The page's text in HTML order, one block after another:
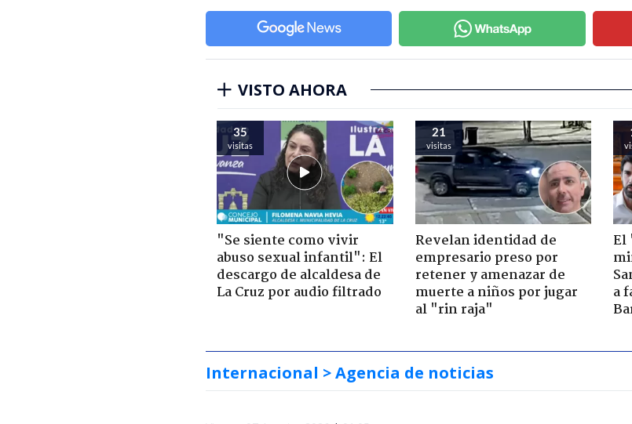
VISTO AHORA
35
visitas
"Se siente como vivir
abuso sexual infantil": El
descargo de alcaldesa de
La Cruz por audio filtrado
21
visitas
Revelan identidad de
empresario preso por
retener y amenazar de
muerte a niños por jugar
al "rin raja"
El
a
Internacional > Agencia de noticias